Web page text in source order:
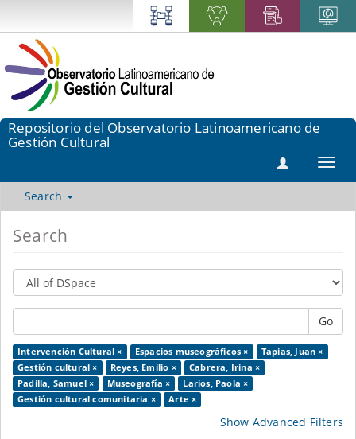
Repositorio del Observatorio Latinoamericano de
Gestión Cultural
Search
Search
Go
Intervención Cultural × Espacios museográficos ×
Tapias, Juan ×
Gestión cultural ×
Reyes, Emilio ×
Cabrera, Irina ×
Padilla, Samuel ×
Museografía ×
Larios, Paola ×
Gestión cultural comunitaria ×
Arte ×
Show Advanced Filters